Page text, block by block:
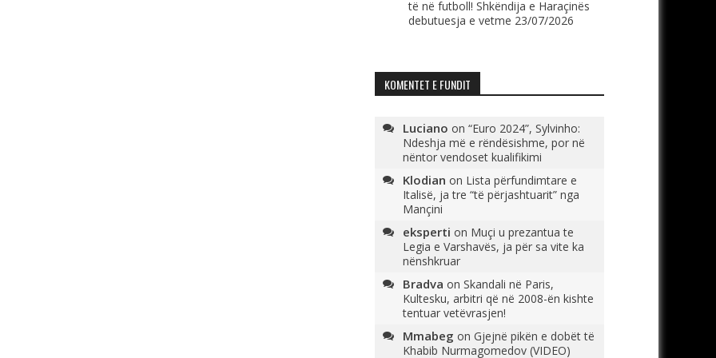
të në futboll! Shkëndija e Haraçinës
debutuesja e vetme 23/07/2026
KOMENTET E FUNDIT
Luciano on “Euro 2024”, Sylvinho:
Ndeshja më e rëndësishme, por në
nëntor vendoset kualifikimi
Klodian on Lista përfundimtare e
Italisë, ja tre “të përjashtuarit” nga
Mançini
eksperti on Muçi u prezantua te
Legia e Varshavës, ja për sa vite ka
nënshkruar
Bradva on Skandali në Paris,
Kultesku, arbitri që në 2008-ën kishte
tentuar vetëvrasjen!
Mmabeg on Gjejnë pikën e dobët të
Khabib Nurmagomedov (VIDEO)